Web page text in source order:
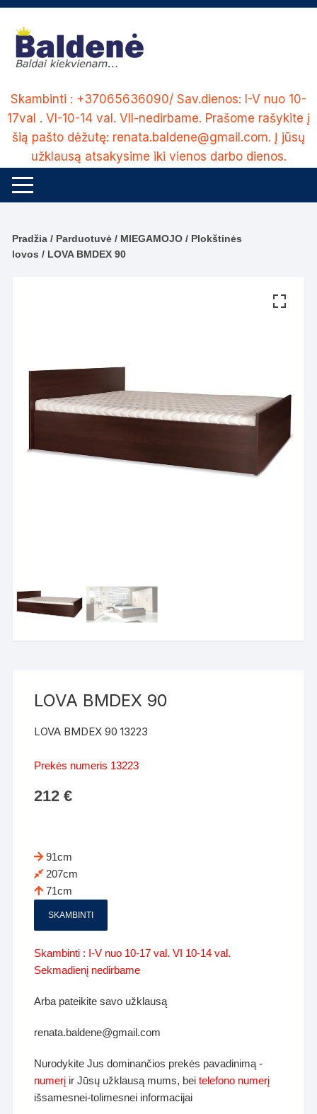
Skip
content
Skambinti : +37065636090/ Sav.dienos: I-V nuo 10-
17val . VI-10-14 val. VII-nedirbame. Prašome rašykite į
šią pašto dėžutę: renata.baldene@gmail.com. Į jūsų
užklausą atsakysime iki vienos darbo dienos.
Pradžia / Parduotuvė / MIEGAMOJO / Plokštinės
lovos / LOVA BMDEX 90
LOVA BMDEX 90
LOVA BMDEX 90 13223
Prekės numeris 13223
212€
91cm
207cm
71cm
SKAMBINTI
Skambinti : I-V nuo 10-17 val. VI 10-14 val.
Sekmadienį nedirbame
Arba pateikite savo užklausą
renata.baldene@gmail.com
Nurodykite Jus dominančios prekės pavadinimą -
numerį ir Jūsų užklausą mums, beitelefono numerį
išsamesnei-tolimesnei informacijai